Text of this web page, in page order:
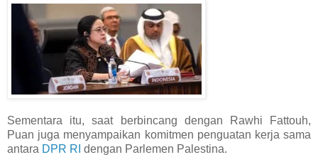
Sementara itu, saat berbincang dengan Rawhi Fattouh,
Puan juga menyampaikan komitmen penguatan kerja sama
antara DPR RI dengan Parlemen Palestina.